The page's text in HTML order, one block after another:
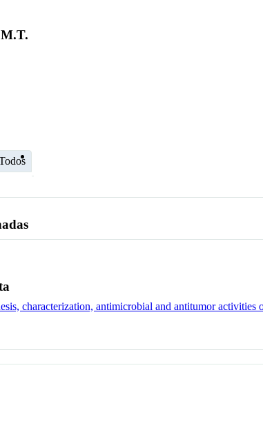
characterization, antimicrobial and antitumor activities